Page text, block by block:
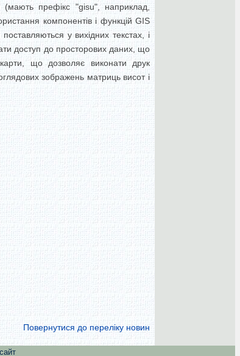
(мають префікс "gisu", наприклад,
компонентів і функцій GIS
у вихідних текстах, і
доступ до просторових даних, що
що дозволяє виконати друк
зображень матриць висот і
Повернутися до переліку новин